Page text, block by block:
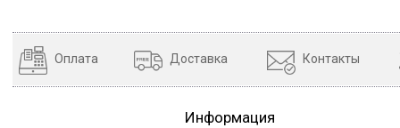
Оплата Доставка Контакты
Информация